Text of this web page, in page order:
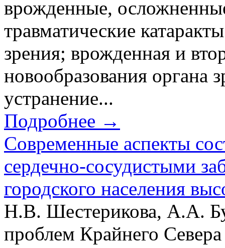
врожденные,
травматические
зрения; врожденная и
новообразования органа
устранение...
Подробнее →
Современные аспекты
сердечно-сосудистыми
городского населения
Н.В. Шестерикова, А.А.
проблем Крайнего